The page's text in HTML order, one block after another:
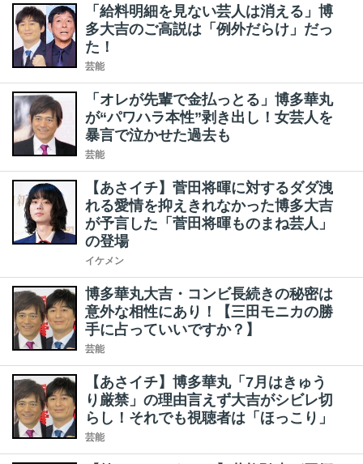
「給料明細を見ない芸人は消える」博
多大吉のご高説は「例外だらけ」だっ
た！
芸能
「オレが先輩で金払っとる」博多華丸
が“パワハラ本性”剥き出し！女芸人を
暴言で泣かせた過去も
芸能
【あさイチ】菅田将暉に対するダダ洩
れる愛情を抑えきれなかった博多大吉
が予言した「菅田将暉ものまね芸人」
の登場
イケメン
博多華丸大吉・コンビ長続きの秘密は
意外な相性にあり！【三田モニカの勝
手に占っていいですか？】
芸能
【あさイチ】博多華丸「7月はきゅう
り厳禁」の理由言えず大吉がシビレ切
らし！それでも視聴者は「ほっこり」
芸能